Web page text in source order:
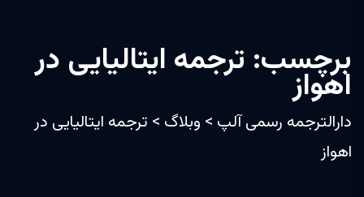
برچسب: ترجمه ایتالیایی در
اهواز
دارالترجمه رسمی آلپ > وبلاگ > ترجمه ایتالیایی در
اهواز